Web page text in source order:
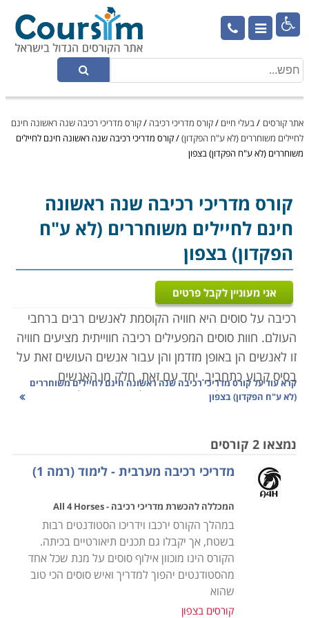

אתר קורסים /בעלי חיים /קורס מדריכי רכיבה /קורס מדריכי רכיבה שנה ראשונה חינם
לחיילים משוחררים (לא ע"ח הפקדון)/קורס מדריכי רכיבה שנה ראשונה חינם לחיילים
משוחררים (לא ע"ח הפקדון) בצפון
קורס מדריכי רכיבה שנה ראשונה
חינם לחיילים משוחררים (לא ע"ח
הפקדון) בצפון
אני מעוניין לקבל פרטים
רכיבה על סוסים היא חוויה הקוסמת לאנשים רבים ברחבי
העולם. חוות סוסים המפעילים רכיבה חווייתית מציעים חוויה
זו לאנשים הן באופן מזדמן והן עבור אנשים העושים זאת על
בסיס קבוע כתחביב. יחד עם זאת, חלק מן האנשים
מתאהבים בפעילות זו ומבקשים להפוך אותה למקצוע
אדם המבקש להפוך למדריך מקצועי ברכיבה על סוסים זקוק
למספר כישורים בסיסיים כגון, אהבה לסוסים, יכולת תקשורת
בינאישית, סבלנות ויכולת הדרכה והראה. נוסף לכך, דרושה
יכולת תשומת לב לפרטים רבים על מנת לשמור על בטיחות
הרוכב ובריאותו, וכן על מנת ללמדו את כל הסודות שיאפשרו
להגיע לרמת הנאה מיטבית מפעילות זו. חשוב לציין כי יכולת
פיזית גם היא חשובה מאוד כאשר עובדים עם סוסים כיוון
שעבודה זו כוללת שעות ארוכות של טיפול בסוסים בכל עונות
קרא עוד עלקורס מדריכי רכיבה שנה ראשונה חינם לחיילים משוחררים
(לא ע"ח הפקדון) בצפון
נמצאו 2 קורסים
מדריכי רכיבה מערבית - לימוד (רמה 1)
המכללה להכשרת מדריכי רכיבה - All 4 Horses
במהלך הקורס ירכבו וידריכו הסטודנטים רבות
בשטח, אך יקבלו גם תכנים תיאורטיים בכיתה.
הקורס הינו מוכוון אילוף סוסים על מנת שכל אחד
מהסטודנטים יהפוך למדריך ואיש סוסים הכי טוב
שהוא
קורסים בצפון